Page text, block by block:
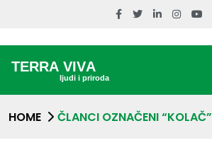
HOME ČLANCI OZNAČENI “KOLAČ”